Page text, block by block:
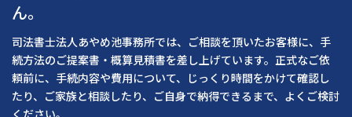
ん。
司法書士法人あやめ池事務所では、ご相談を頂いたお客様に、手
続方法のご提案書・概算見積書を差し上げています。正式なご依
頼前に、手続内容や費用について、じっくり時間をかけて確認し
たり、ご家族と相談したり、ご自身で納得できるまで、よくご検討